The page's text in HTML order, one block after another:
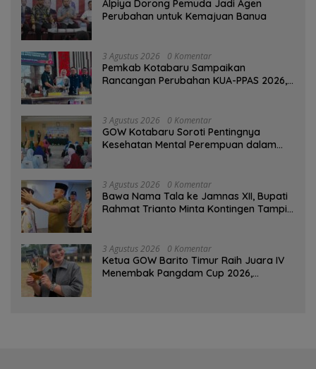
‎Alpiya Dorong Pemuda Jadi Agen
Perubahan untuk Kemajuan Banua ‎
3 Agustus 2026 0 Komentar
Pemkab Kotabaru Sampaikan
Rancangan Perubahan KUA-PPAS 2026,
3 Agustus 2026 0 Komentar
GOW Kotabaru Soroti Pentingnya
Kesehatan Mental Perempuan dalam
3 Agustus 2026 0 Komentar
Bawa Nama Tala ke Jamnas XII, Bupati
Rahmat Trianto Minta Kontingen Tampil
3 Agustus 2026 0 Komentar
Ketua GOW Barito Timur Raih Juara IV
Menembak Pangdam Cup 2026,